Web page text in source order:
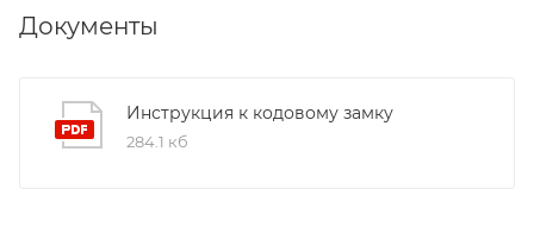
Документы
Инструкция к кодовому замку
284.1 кб